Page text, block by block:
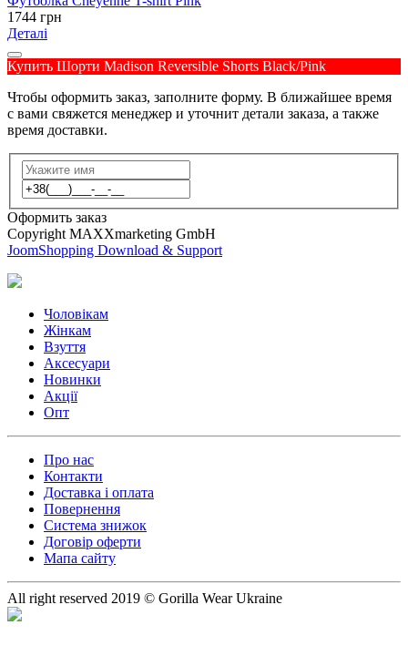
1744 грн
Деталі
Купить Шорти Madison Reversible Shorts Black/Pink
Чтобы оформить заказ, заполните форму. В ближайшее время
с вами свяжется менеджер и уточнит детали заказа, а также
время доставки.
Оформить заказ
Copyright MAXXmarketing GmbH
JoomShopping Download & Support
Чоловікам
Жінкам
Взуття
Аксесуари
Новинки
Акції
Опт
Про нас
Контакти
Доставка і оплата
Повернення
Система знижок
Договір оферти
Мапа сайту
All right reserved 2019 © Gorilla Wear Ukraine